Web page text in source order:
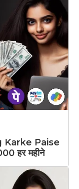
Karke Paise
हर महीने